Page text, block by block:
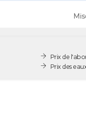
Prix de
Prix des